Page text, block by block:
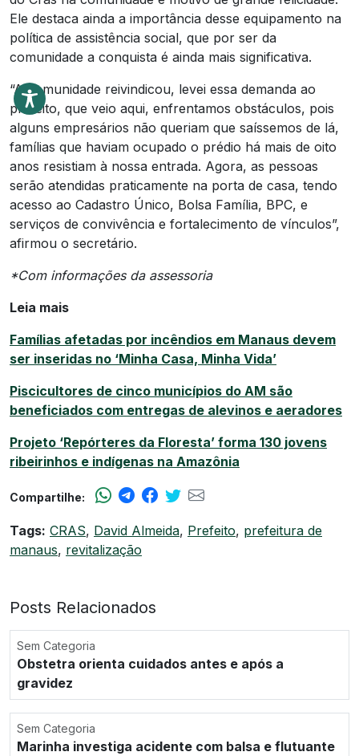
Ele destaca ainda a importância desse equipamento na
política de assistência social, que por ser da
comunidade a conquista é ainda mais significativa.
“A comunidade reivindicou, levei essa demanda ao
prefeito, que veio aqui, enfrentamos obstáculos, pois
alguns empresários não queriam que saíssemos de lá,
famílias que haviam ocupado o prédio há mais de oito
anos resistiam à nossa entrada. Agora, as pessoas
serão atendidas praticamente na porta de casa, tendo
acesso ao Cadastro Único, Bolsa Família, BPC, e
serviços de convivência e fortalecimento de vínculos”,
afirmou o secretário.
*Com informações da assessoria
Leia mais
Famílias afetadas por incêndios em Manaus devem
ser inseridas no ‘Minha Casa, Minha Vida’
Piscicultores de cinco municípios do AM são
beneficiados com entregas de alevinos e aeradores
Projeto ‘Repórteres da Floresta’ forma 130 jovens
ribeirinhos e indígenas na Amazônia
Compartilhe:
Tags: CRAS, David Almeida, Prefeito, prefeitura de
manaus, revitalização
Posts Relacionados
Sem Categoria
Obstetra orienta cuidados antes e após a
gravidez
Sem Categoria
Marinha investiga acidente com balsa e flutuante